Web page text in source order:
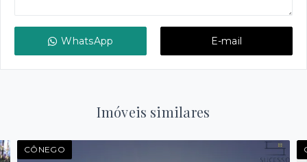
WhatsApp E-mail
Imóveis similares
CÔNEGO